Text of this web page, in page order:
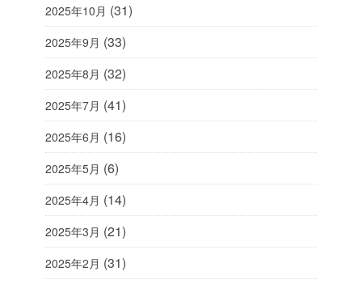
2025年10月 (31)
2025年9月 (33)
2025年8月 (32)
2025年7月 (41)
2025年6月 (16)
2025年5月 (6)
2025年4月 (14)
2025年3月 (21)
2025年2月 (31)